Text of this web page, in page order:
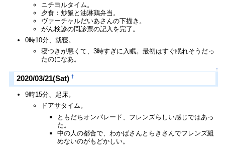
ニチヨルタイム。
夕食：炒飯と油淋鶏弁当。
ヴァーチャルだいあさんの下描き。
がん検診の問診票の記入を完了。
0時10分、就寝。
寝つきが悪くて、3時すぎに入眠。最初はすぐ眠れそうだっ
たのになあ。
↑
2020/03/21(Sat) †
9時15分、起床。
ドアサタイム。
ともだちオンパレード、フレンズらしい感じではあっ
た。
中の人の都合で、わかばさんとらきさんでフレンズ組
めないのがもどかしい。